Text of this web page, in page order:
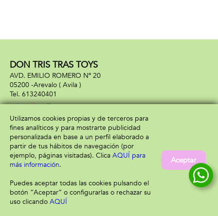
Filtrar
DON TRIS TRAS TOYS
AVD. EMILIO ROMERO Nº 20
05200 -Arevalo ( Avila )
613240401
Información
Aviso legal
Política de privacidad
Política de cookies
Atención al cliente
Envío y devolución
Utilizamos cookies propias y de terceros para
fines analíticos y para mostrarte publicidad
personalizada en base a un perfil elaborado a
partir de tus hábitos de navegación (por
ejemplo, páginas visitadas). Clica AQUÍ para
más información.
Puedes aceptar todas las cookies pulsando el
botón “Aceptar” o configurarlas o rechazar su
uso clicando AQUÍ
Aceptar